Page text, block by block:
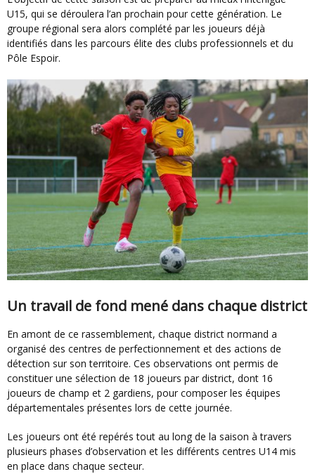
U15, qui se déroulera l’an prochain pour cette génération. Le
groupe régional sera alors complété par les joueurs déjà
identifiés dans les parcours élite des clubs professionnels et du
Pôle Espoir.
Un travail de fond mené dans chaque district
En amont de ce rassemblement, chaque district normand a
organisé des centres de perfectionnement et des actions de
détection sur son territoire. Ces observations ont permis de
constituer une sélection de 18 joueurs par district, dont 16
joueurs de champ et 2 gardiens, pour composer les équipes
départementales présentes lors de cette journée.
Les joueurs ont été repérés tout au long de la saison à travers
plusieurs phases d’observation et les différents centres U14 mis
en place dans chaque secteur.